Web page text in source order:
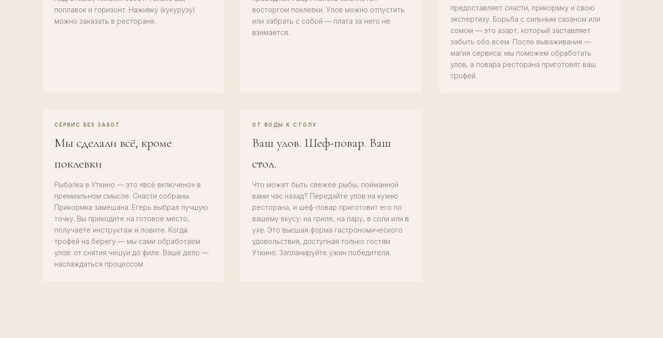
поплавок и горизонт. Наживку (кукурузу)
можно заказать в ресторане.
восторгом поклевки. Улов можно отпустить
или забрать с собой — плата за него не
взимается.
предоставляет снасти, прикормку и свою
экспертизу. Борьба с сильным сазаном или
сомом — это азарт, который заставляет
забыть обо всем. После вываживания —
магия сервиса: мы поможем обработать
улов, а повара ресторана приготовят ваш
трофей.
СЕРВИС БЕЗ ЗАБОТ
Мы сделали всё, кроме
поклевки
Рыбалка в Уткино — это «всё включено» в
премиальном смысле. Снасти собраны.
Прикормка замешана. Егерь выбрал лучшую
точку. Вы приходите на готовое место,
получаете инструктаж и ловите. Когда
трофей на берегу — мы сами обработаем
улов: от снятия чешуи до филе. Ваше дело —
наслаждаться процессом.
ОТ ВОДЫ К СТОЛУ
Ваш улов. Шеф-повар. Ваш
стол.
Что может быть свежее рыбы, пойманной
вами час назад? Передайте улов на кухню
ресторана, и шеф-повар приготовит его по
вашему вкусу: на гриле, на пару, в соли или в
ухе. Это высшая форма гастрономического
удовольствия, доступная только гостям
Уткино. Запланируйте ужин победителя.